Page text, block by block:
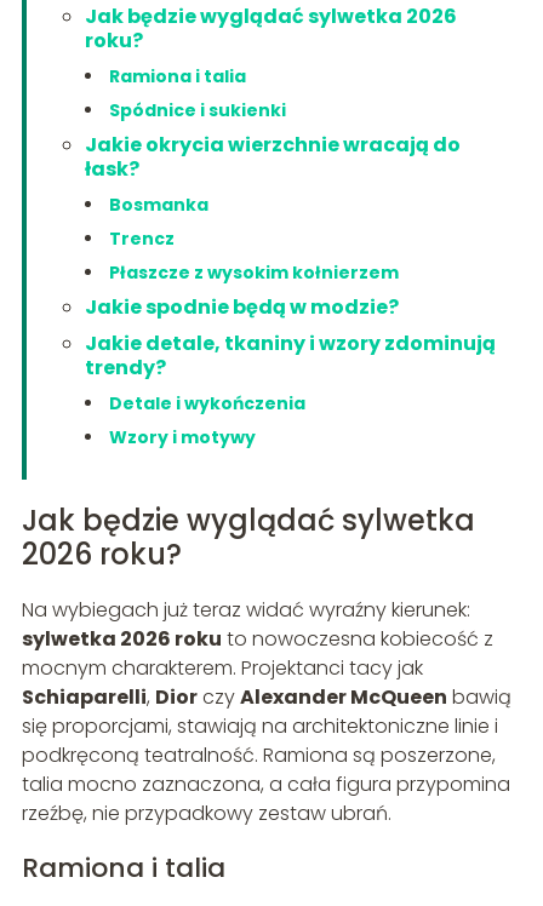
Jak będzie wyglądać sylwetka 2026
roku?
Ramiona i talia
Spódnice i sukienki
Jakie okrycia wierzchnie wracają do
łask?
Bosmanka
Trencz
Płaszcze z wysokim kołnierzem
Jakie spodnie będą w modzie?
Jakie detale, tkaniny i wzory zdominują
trendy?
Detale i wykończenia
Wzory i motywy
Jak będzie wyglądać sylwetka
2026 roku?
Na wybiegach już teraz widać wyraźny kierunek:
sylwetka 2026 roku to nowoczesna kobiecość z
mocnym charakterem. Projektanci tacy jak
Schiaparelli, DiorczyAlexander McQueen bawią
się proporcjami, stawiają na architektoniczne linie i
podkręconą teatralność. Ramiona są poszerzone,
talia mocno zaznaczona, a cała figura przypomina
rzeźbę, nie przypadkowy zestaw ubrań.
Ramiona i talia